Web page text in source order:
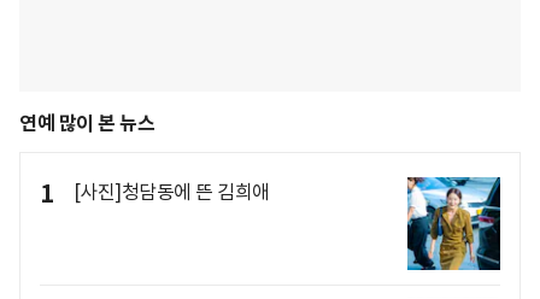
연예 많이 본 뉴스
1 [사진]청담동에 뜬 김희애